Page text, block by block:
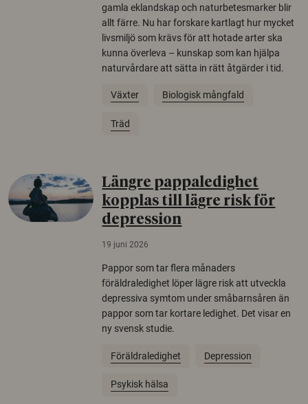
gamla eklandskap och naturbetesmarker blir
allt färre. Nu har forskare kartlagt hur mycket
livsmiljö som krävs för att hotade arter ska
kunna överleva – kunskap som kan hjälpa
naturvårdare att sätta in rätt åtgärder i tid.
Växter Biologisk mångfald
Träd
Längre pappaledighet
kopplas till lägre risk för
depression
19 juni 2026
Pappor som tar flera månaders
föräldraledighet löper lägre risk att utveckla
depressiva symtom under småbarnsåren än
pappor som tar kortare ledighet. Det visar en
ny svensk studie.
Föräldraledighet Depression
Psykisk hälsa